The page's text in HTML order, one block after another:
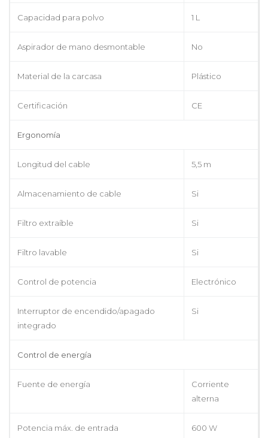
Capacidad para polvo 1 L
Aspirador de mano desmontable No
Material de la carcasa Plástico
Certificación CE
Ergonomía
Longitud del cable 5,5 m
Almacenamiento de cable Si
Filtro extraíble Si
Filtro lavable Si
Control de potencia Electrónico
Interruptor de encendido/apagado
integrado
Si
Control de energía
Fuente de energía
Corriente
alterna
Potencia máx. de entrada 600 W